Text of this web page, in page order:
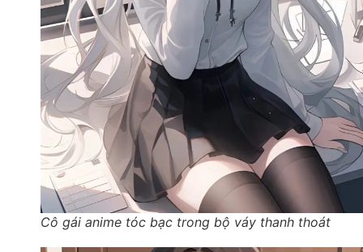
Cô gái anime tóc bạc trong bộ váy thanh thoát